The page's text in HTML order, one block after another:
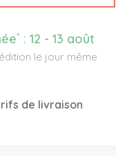
* : 12 - 13 août
le jour même
de livraison